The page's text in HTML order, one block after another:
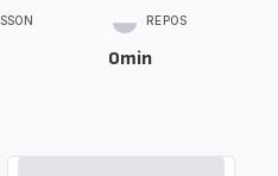
REPOS
0min